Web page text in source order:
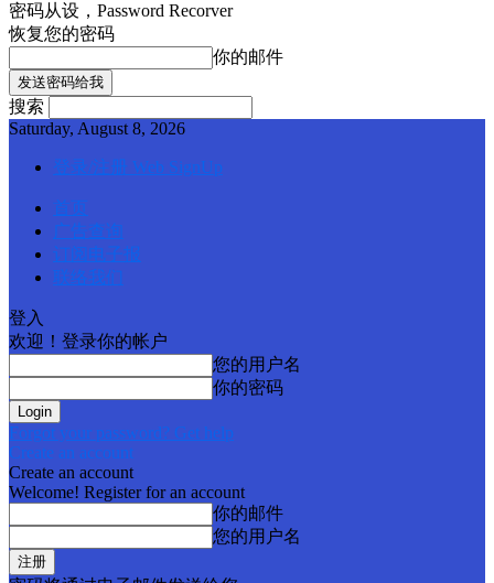
密码从设，Password Recorver
恢复您的密码
你的邮件
搜索
Saturday, August 8, 2026
登录/注册 Web SignUp
首页
广告查询
订阅电子报
联络我们
登入
欢迎！登录你的帐户
您的用户名
你的密码
Forgot your password? Get help
Create an account
Create an account
Welcome! Register for an account
你的邮件
您的用户名